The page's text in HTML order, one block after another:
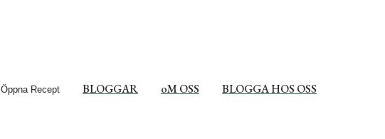
Öppna Recept BLOGGAR oM OSS BLOGGA HOS OSS